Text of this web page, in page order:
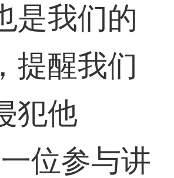
是我们的
提醒我们
犯他
位参与讲